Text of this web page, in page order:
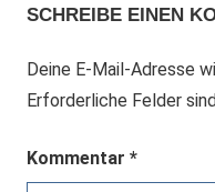
SCHREIBE EINEN
Deine E-Mail-Adresse
Erforderliche Felder
Kommentar *